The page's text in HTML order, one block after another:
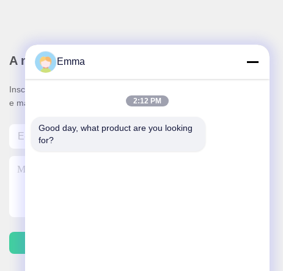
A nossa newsletter
Inscreva-se no nosso boletim informativo para obter descontos
e mais.
Emma
2:12 PM
Good day, what product are you looking
for?